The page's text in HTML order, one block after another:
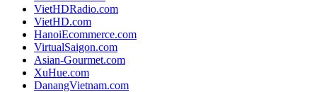
VietHDRadio.com
VietHD.com
HanoiEcommerce.com
VirtualSaigon.com
Asian-Gourmet.com
XuHue.com
DanangVietnam.com